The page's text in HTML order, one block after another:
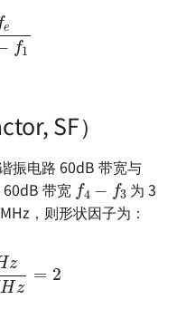
−
SF）
振电路 60dB 带宽与
带宽
f4−f3
为 3
，则形状因子为：
M